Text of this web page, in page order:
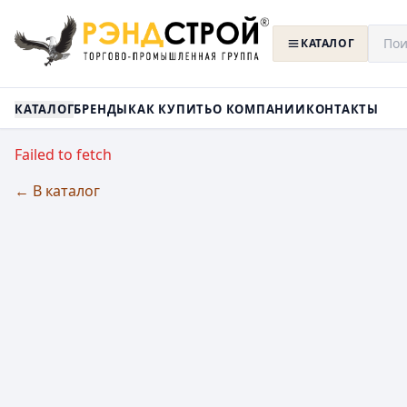
КАТАЛОГ
КАТАЛОГБРЕНДЫКАК КУПИТЬО КОМПАНИИКОНТАКТЫ
Failed to fetch
← В каталог